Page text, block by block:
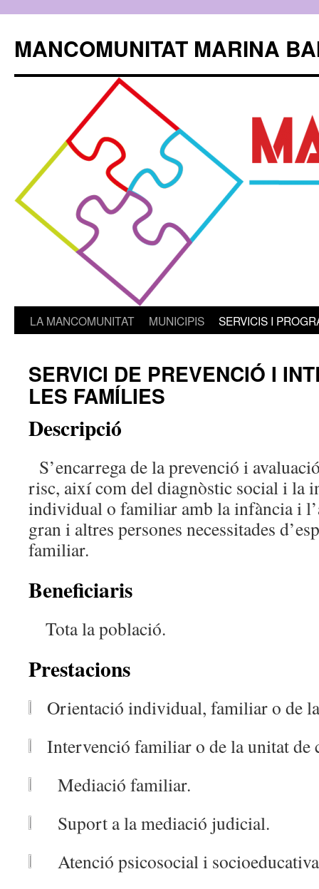
content
MANCOMUNITAT MARINA
LA MANCOMUNITAT MUNICIPIS SERVICIS I
SERVICI DE PREVENCIÓ I
LES FAMÍLIES
Descripció
S’encarrega de la prevenció i
risc, així com del diagnòstic social i la
individual o familiar amb la infància i
gran i altres persones necessitades
familiar.
Beneficiaris
Tota la població.
Prestacions
Orientació individual, familiar o de
Intervenció familiar o de la unitat de
Mediació familiar.
Suport a la mediació judicial.
Atenció psicosocial i